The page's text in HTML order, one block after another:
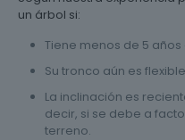
un árbol si:
Tiene menos de 5 años
Su tronco aún es
La inclinación es
decir, si se debe a
terreno.